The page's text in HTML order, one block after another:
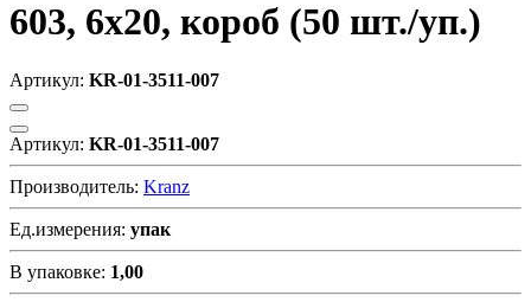
603, 6х20, короб (50 шт./уп.)
Артикул: KR-01-3511-007
Артикул: KR-01-3511-007
Производитель: Kranz
Ед.измерения: упак
В упаковке: 1,00